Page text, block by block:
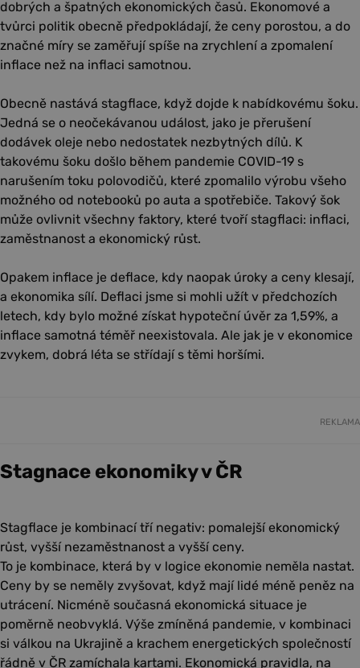
dobrých a špatných ekonomických časů. Ekonomové a
tvůrci politik obecně předpokládají, že ceny porostou, a do
značné míry se zaměřují spíše na zrychlení a zpomalení
inflace než na inflaci samotnou.
Obecně nastává stagflace, když dojde k nabídkovému šoku.
Jedná se o neočekávanou událost, jako je přerušení
dodávek oleje nebo nedostatek nezbytných dílů. K
takovému šoku došlo během pandemie COVID-19 s
narušením toku polovodičů, které zpomalilo výrobu všeho
možného od notebooků po auta a spotřebiče. Takový šok
může ovlivnit všechny faktory, které tvoří stagflaci: inflaci,
zaměstnanost a ekonomický růst.
Opakem inflace je deflace, kdy naopak úroky a ceny klesají,
a ekonomika sílí. Deflaci jsme si mohli užít v předchozích
letech, kdy bylo možné získat hypoteční úvěr za 1,59%, a
inflace samotná téměř neexistovala. Ale jak je v ekonomice
zvykem, dobrá léta se střídají s těmi horšími.
REKLAMA
Stagnace ekonomiky v ČR
Stagflace je kombinací tří negativ: pomalejší ekonomický
růst, vyšší nezaměstnanost a vyšší ceny.
To je kombinace, která by v logice ekonomie neměla nastat.
Ceny by se neměly zvyšovat, když mají lidé méně peněz na
utrácení. Nicméně současná ekonomická situace je
poměrně neobvyklá. Výše zmíněná pandemie, v kombinaci
si válkou na Ukrajině a krachem energetických společností
řádně v ČR zamíchala kartami. Ekonomická pravidla, na